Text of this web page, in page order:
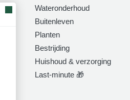
Wateronderhoud
Buitenleven
Planten
Bestrijding
Huishoud & verzorging
Last-minute 🎁